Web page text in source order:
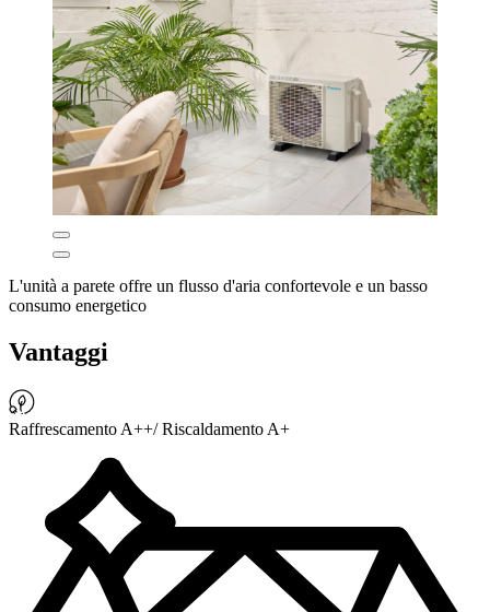
L'unità a parete offre un flusso d'aria confortevole e un basso
consumo energetico
Vantaggi
Raffrescamento A++/ Riscaldamento A+